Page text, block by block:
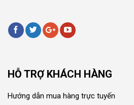
HỖ TRỢ KHÁCH HÀNG
Hướng dẫn mua hàng trực tuyến